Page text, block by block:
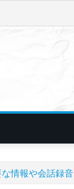
情報や会話録音